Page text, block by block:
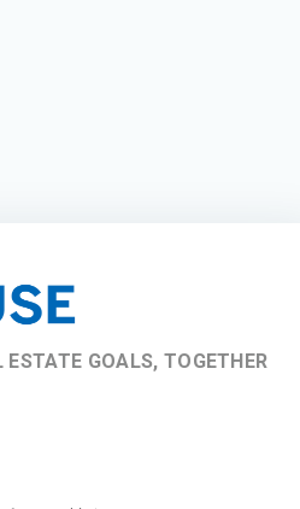
ESTATE GOALS, TOGETHER